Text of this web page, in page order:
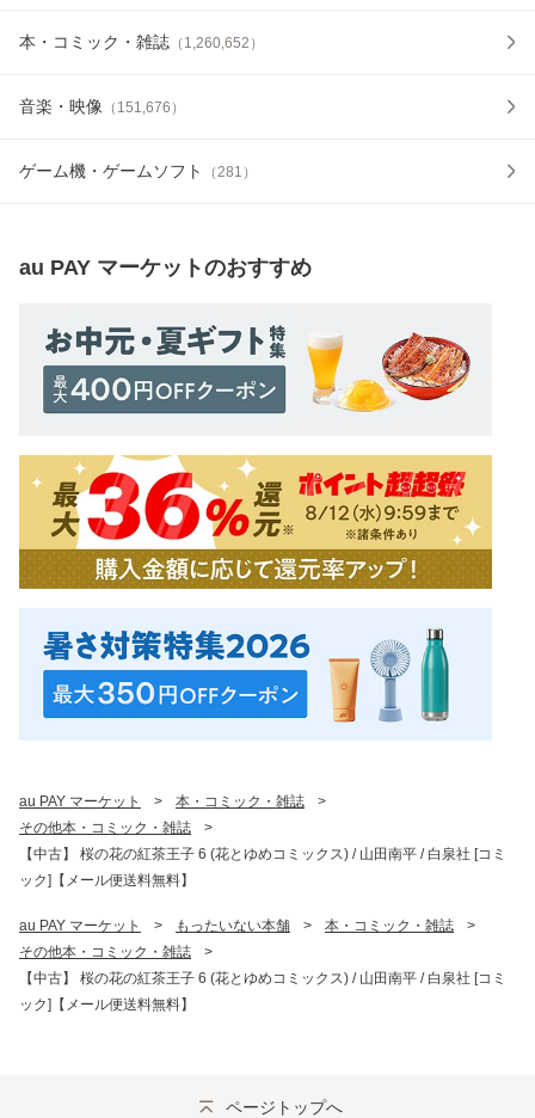
本・コミック・雑誌 （ 1,260,652 ）
音楽・映像 （ 151,676 ）
ゲーム機・ゲームソフト （281 ）
au PAY マーケットのおすすめ
au PAY マーケット > 本・コミック・雑誌
>
その他本・コミック・雑誌
>
【中古】 桜の花の紅茶王子 6 (花とゆめコミックス) / 山田南平 / 白泉社 [コミ
ック]【メール便送料無料】
au PAY マーケット > もったいない本舗 > 本・コミック・雑誌
>
その他本・コミック・雑誌
>
【中古】 桜の花の紅茶王子 6 (花とゆめコミックス) / 山田南平 / 白泉社 [コミ
ック]【メール便送料無料】
ページトップへ